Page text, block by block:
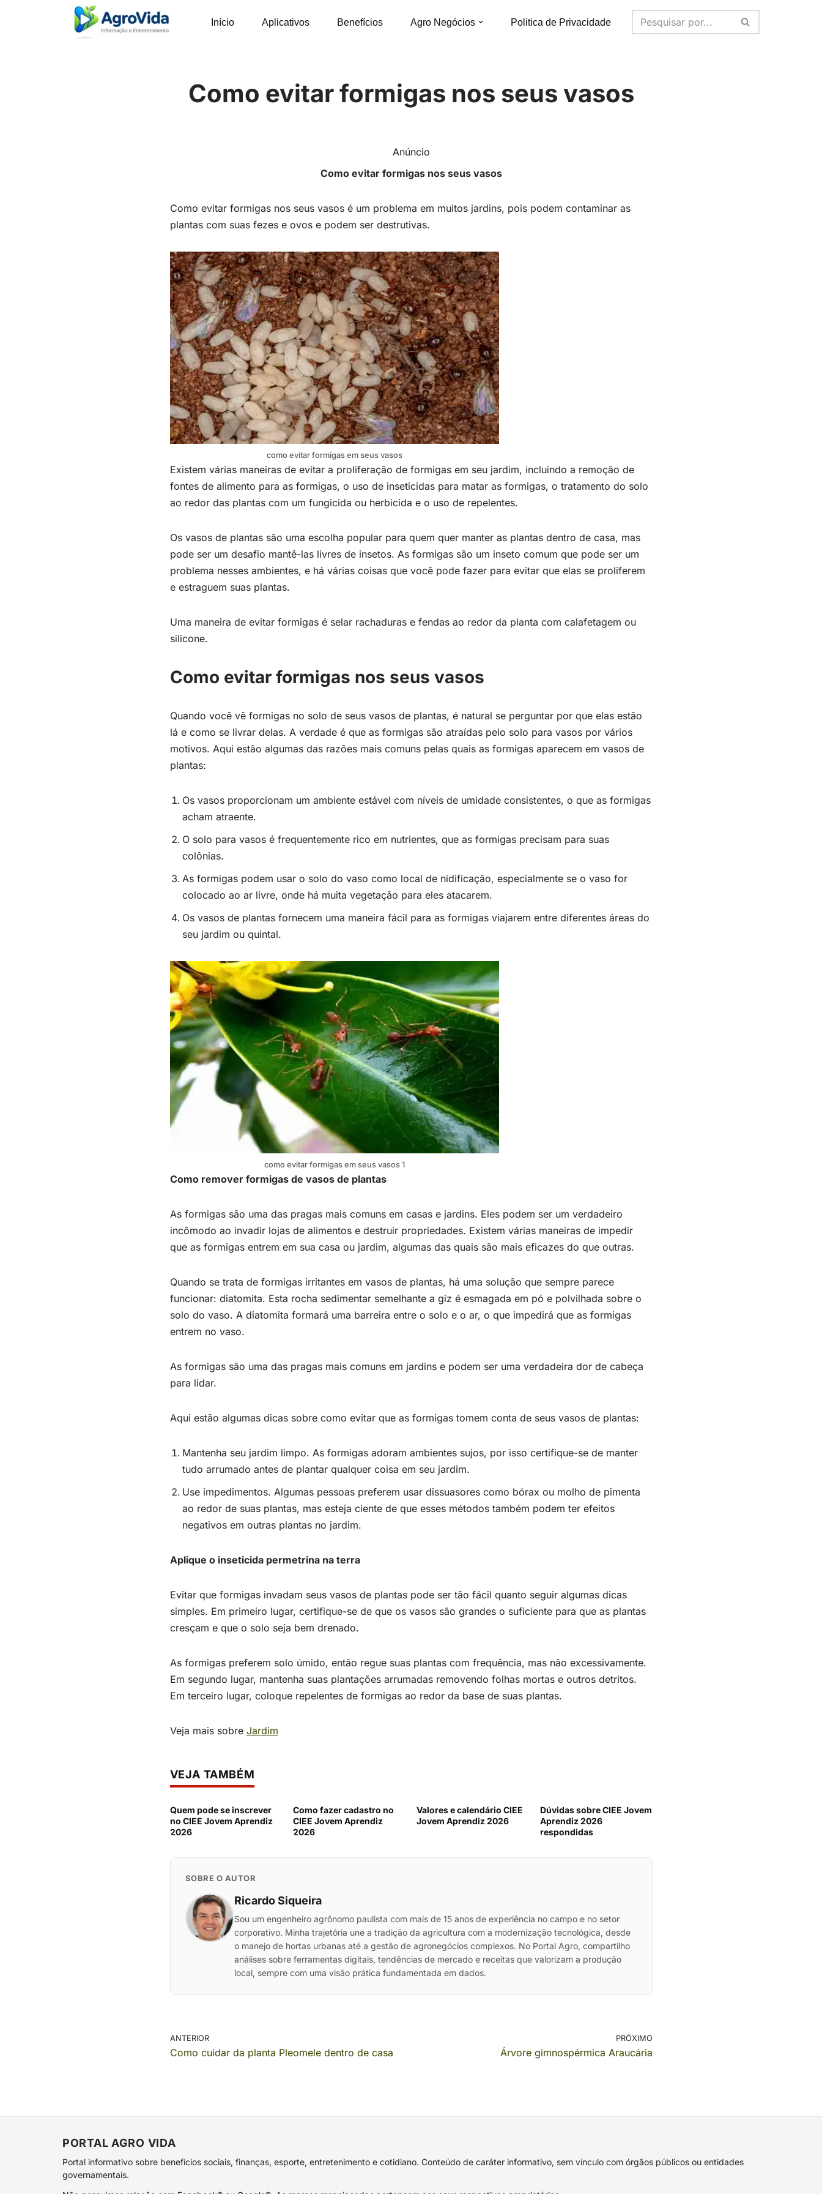
Início Aplicativos Benefícios Agro Negócios Politica de Privacidade
Como evitar formigas nos seus vasos
Anúncio
Como evitar formigas nos seus vasos
Como evitar formigas nos seus vasos é um problema em muitos jardins, pois podem contaminar as
plantas com suas fezes e ovos e podem ser destrutivas.
como evitar formigas em seus vasos
Existem várias maneiras de evitar a proliferação de formigas em seu jardim, incluindo a remoção de
fontes de alimento para as formigas, o uso de inseticidas para matar as formigas, o tratamento do solo
ao redor das plantas com um fungicida ou herbicida e o uso de repelentes.
Os vasos de plantas são uma escolha popular para quem quer manter as plantas dentro de casa, mas
pode ser um desafio mantê-las livres de insetos. As formigas são um inseto comum que pode ser um
problema nesses ambientes, e há várias coisas que você pode fazer para evitar que elas se proliferem
e estraguem suas plantas.
Uma maneira de evitar formigas é selar rachaduras e fendas ao redor da planta com calafetagem ou
silicone.
Como evitar formigas nos seus vasos
Quando você vê formigas no solo de seus vasos de plantas, é natural se perguntar por que elas estão
lá e como se livrar delas. A verdade é que as formigas são atraídas pelo solo para vasos por vários
motivos. Aqui estão algumas das razões mais comuns pelas quais as formigas aparecem em vasos de
plantas:
Os vasos proporcionam um ambiente estável com níveis de umidade consistentes, o que as formigas
acham atraente.
O solo para vasos é frequentemente rico em nutrientes, que as formigas precisam para suas
colônias.
As formigas podem usar o solo do vaso como local de nidificação, especialmente se o vaso for
colocado ao ar livre, onde há muita vegetação para eles atacarem.
Os vasos de plantas fornecem uma maneira fácil para as formigas viajarem entre diferentes áreas do
seu jardim ou quintal.
como evitar formigas em seus vasos 1
Como remover formigas de vasos de plantas
As formigas são uma das pragas mais comuns em casas e jardins. Eles podem ser um verdadeiro
incômodo ao invadir lojas de alimentos e destruir propriedades. Existem várias maneiras de impedir
que as formigas entrem em sua casa ou jardim, algumas das quais são mais eficazes do que outras.
Quando se trata de formigas irritantes em vasos de plantas, há uma solução que sempre parece
funcionar: diatomita. Esta rocha sedimentar semelhante a giz é esmagada em pó e polvilhada sobre o
solo do vaso. A diatomita formará uma barreira entre o solo e o ar, o que impedirá que as formigas
entrem no vaso.
As formigas são uma das pragas mais comuns em jardins e podem ser uma verdadeira dor de cabeça
para lidar.
Aqui estão algumas dicas sobre como evitar que as formigas tomem conta de seus vasos de plantas:
Mantenha seu jardim limpo. As formigas adoram ambientes sujos, por isso certifique-se de manter
tudo arrumado antes de plantar qualquer coisa em seu jardim.
Use impedimentos. Algumas pessoas preferem usar dissuasores como bórax ou molho de pimenta
ao redor de suas plantas, mas esteja ciente de que esses métodos também podem ter efeitos
negativos em outras plantas no jardim.
Aplique o inseticida permetrina na terra
Evitar que formigas invadam seus vasos de plantas pode ser tão fácil quanto seguir algumas dicas
simples. Em primeiro lugar, certifique-se de que os vasos são grandes o suficiente para que as plantas
cresçam e que o solo seja bem drenado.
As formigas preferem solo úmido, então regue suas plantas com frequência, mas não excessivamente.
Em segundo lugar, mantenha suas plantações arrumadas removendo folhas mortas e outros detritos.
Em terceiro lugar, coloque repelentes de formigas ao redor da base de suas plantas.
Veja mais sobre Jardim
VEJA TAMBÉM
Quem pode se inscrever
no CIEE Jovem Aprendiz
2026
Como fazer cadastro no
CIEE Jovem Aprendiz
2026
Valores e calendário CIEE
Jovem Aprendiz 2026
Dúvidas sobre CIEE Jovem
Aprendiz 2026
respondidas
SOBRE O AUTOR
Ricardo Siqueira
Sou um engenheiro agrônomo paulista com mais de 15 anos de experiência no campo e no setor
corporativo. Minha trajetória une a tradição da agricultura com a modernização tecnológica, desde
o manejo de hortas urbanas até a gestão de agronegócios complexos. No Portal Agro, compartilho
análises sobre ferramentas digitais, tendências de mercado e receitas que valorizam a produção
local, sempre com uma visão prática fundamentada em dados.
ANTERIOR
Como cuidar da planta Pleomele dentro de casa
PRÓXIMO
Árvore gimnospérmica Araucária
PORTAL AGRO VIDA
Portal informativo sobre benefícios sociais, finanças, esporte, entretenimento e cotidiano. Conteúdo de caráter informativo, sem vínculo com órgãos públicos ou entidades
governamentais.